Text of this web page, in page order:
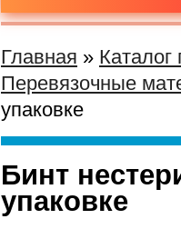
Главная » Каталог
Перевязочные
упаковке
Бинт
упаковке